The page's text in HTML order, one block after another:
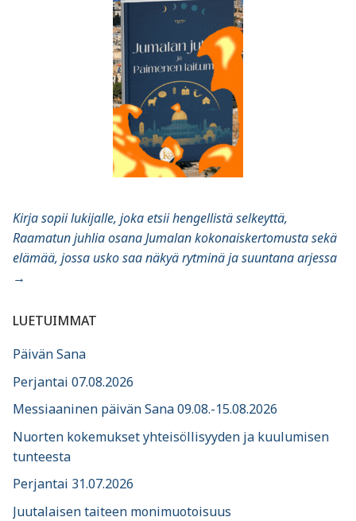
Kirja sopii lukijalle, joka etsii hengellistä selkeyttä,
Raamatun juhlia osana Jumalan kokonaiskertomusta sekä
elämää, jossa usko saa näkyä rytminä ja suuntana arjessa
→
LUETUIMMAT
Päivän Sana
Perjantai 07.08.2026
Messiaaninen päivän Sana 09.08.-15.08.2026
Nuorten kokemukset yhteisöllisyyden ja kuulumisen
tunteesta
Perjantai 31.07.2026
Juutalaisen taiteen monimuotoisuus